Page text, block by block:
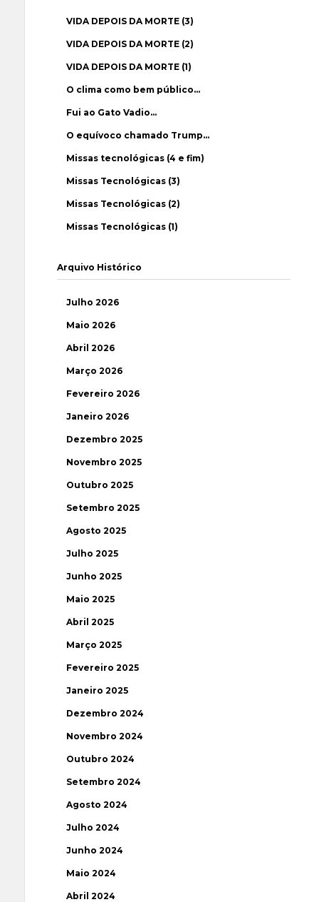
VIDA DEPOIS DA MORTE (3)
VIDA DEPOIS DA MORTE (2)
VIDA DEPOIS DA MORTE (1)
O clima como bem público…
Fui ao Gato Vadio…
O equívoco chamado Trump…
Missas tecnológicas (4 e fim)
Missas Tecnológicas (3)
Missas Tecnológicas (2)
Missas Tecnológicas (1)
Arquivo Histórico
Julho 2026
Maio 2026
Abril 2026
Março 2026
Fevereiro 2026
Janeiro 2026
Dezembro 2025
Novembro 2025
Outubro 2025
Setembro 2025
Agosto 2025
Julho 2025
Junho 2025
Maio 2025
Abril 2025
Março 2025
Fevereiro 2025
Janeiro 2025
Dezembro 2024
Novembro 2024
Outubro 2024
Setembro 2024
Agosto 2024
Julho 2024
Junho 2024
Maio 2024
Abril 2024